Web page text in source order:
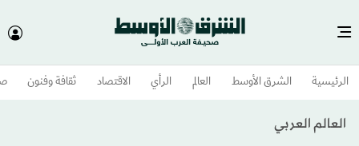
الرئيسية الشرق الأوسط​ العالم الرأي الاقتصاد ثقافة وفنون
العالم العربي